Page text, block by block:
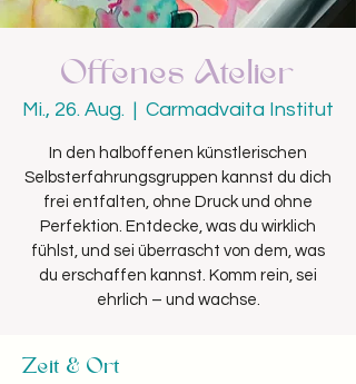
Offenes Atelier
Mi., 26. Aug.
  |
Carmadvaita Institut
In den halboffenen künstlerischen
Selbsterfahrungsgruppen kannst du dich
frei entfalten, ohne Druck und ohne
Perfektion. Entdecke, was du wirklich
fühlst, und sei überrascht von dem, was
du erschaffen kannst. Komm rein, sei
Zeit & Ort